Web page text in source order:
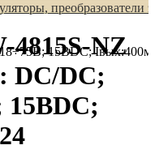
преобразователи
15ВDC;NZ
DC/DC;
15ВDC;